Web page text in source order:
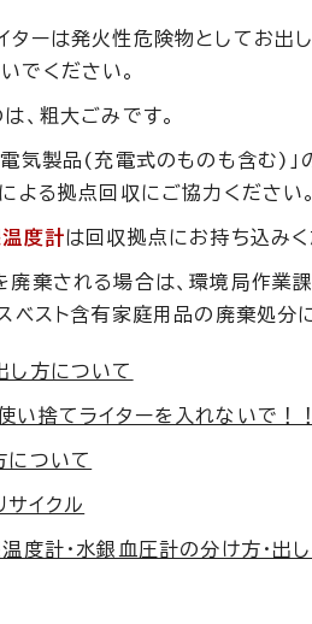
ターは発火性危険物としてお出し
でください。
、粗大ごみです。
電気製品(充電式のものも含む)
よる拠点回収にご協力ください。
温度計は回収拠点にお持ち込みく
廃棄される場合は、環境局作
ベスト含有家庭用品の廃棄処分
し方について
い捨てライターを入れないで！
について
サイクル
度計・水銀血圧計の分け方・出